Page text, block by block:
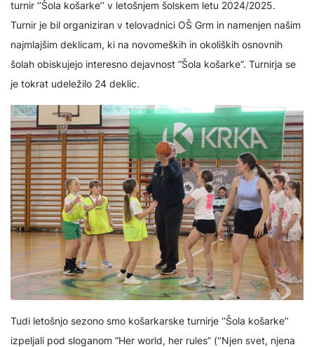
turnir ‘’Šola košarke’’ v letošnjem šolskem letu 2024/2025.
Turnir je bil organiziran v telovadnici OŠ Grm in namenjen našim
najmlajšim deklicam, ki na novomeških in okoliških osnovnih
šolah obiskujejo interesno dejavnost “Šola košarke”. Turnirja se
je tokrat udeležilo 24 deklic.
Tudi letošnjo sezono smo košarkarske turnirje ‘’Šola košarke’’
izpeljali pod sloganom “Her world, her rules” (‘’Njen svet, njena